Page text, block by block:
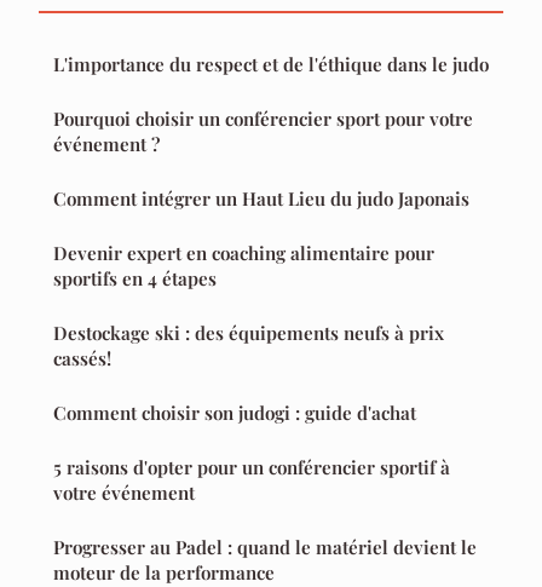
L'importance du respect et de l'éthique dans le judo
Pourquoi choisir un conférencier sport pour votre
événement ?
Comment intégrer un Haut Lieu du judo Japonais
Devenir expert en coaching alimentaire pour
sportifs en 4 étapes
Destockage ski : des équipements neufs à prix
cassés!
Comment choisir son judogi : guide d'achat
5 raisons d'opter pour un conférencier sportif à
votre événement
Progresser au Padel : quand le matériel devient le
moteur de la performance